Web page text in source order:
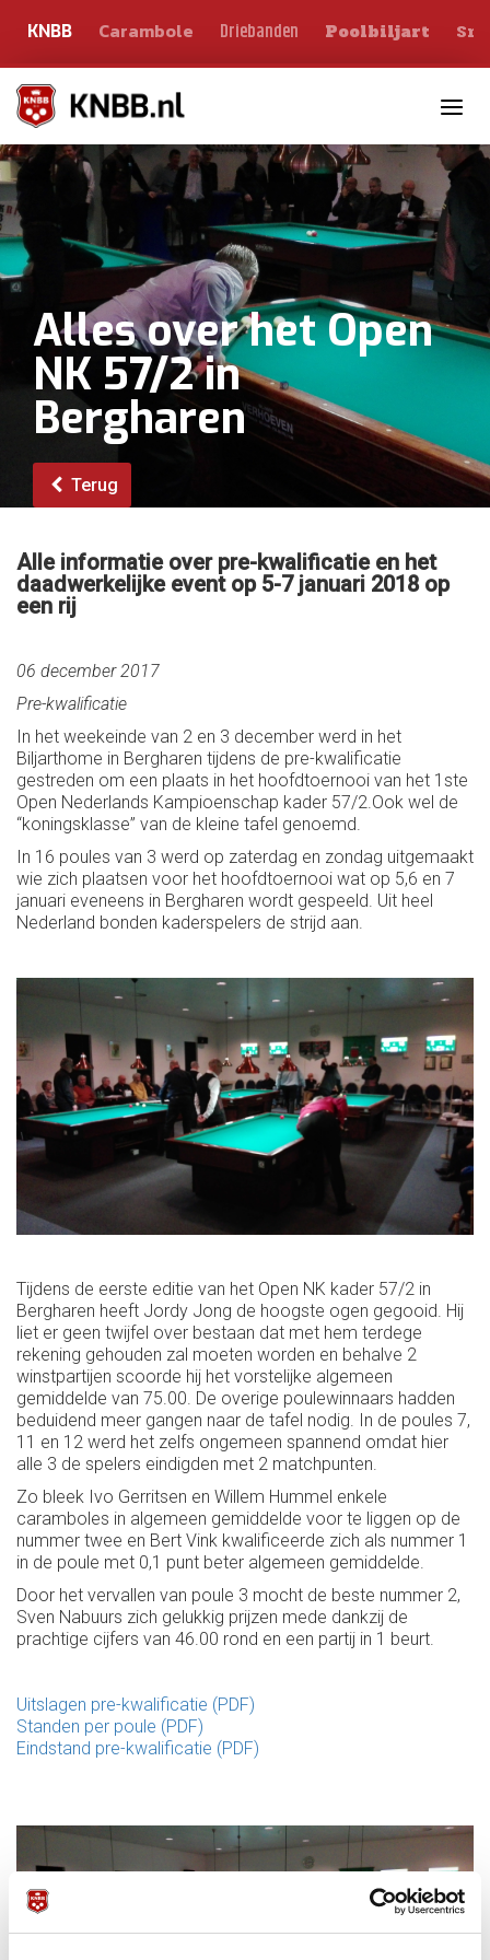
KNBB Carambole Driebanden Poolbiljart
Alles over het Open
NK 57/2 in
Bergharen
Terug
Alle informatie over pre-kwalificatie en het
daadwerkelijke event op 5-7 januari 2018 op
een rij
06 december 2017
Pre-kwalificatie
In het weekeinde van 2 en 3 december werd in het
Biljarthome in Bergharen tijdens de pre-kwalificatie
gestreden om een plaats in het hoofdtoernooi van het 1ste
Open Nederlands Kampioenschap kader 57/2.Ook wel de
“koningsklasse” van de kleine tafel genoemd.
In 16 poules van 3 werd op zaterdag en zondag uitgemaakt
wie zich plaatsen voor het hoofdtoernooi wat op 5,6 en 7
januari eveneens in Bergharen wordt gespeeld. Uit heel
Nederland bonden kaderspelers de strijd aan.
Tijdens de eerste editie van het Open NK kader 57/2 in
Bergharen heeft Jordy Jong de hoogste ogen gegooid. Hij
liet er geen twijfel over bestaan dat met hem terdege
rekening gehouden zal moeten worden en behalve 2
winstpartijen scoorde hij het vorstelijke algemeen
gemiddelde van 75.00. De overige poulewinnaars hadden
beduidend meer gangen naar de tafel nodig. In de poules 7,
11 en 12 werd het zelfs ongemeen spannend omdat hier
alle 3 de spelers eindigden met 2 matchpunten.
Zo bleek Ivo Gerritsen en Willem Hummel enkele
caramboles in algemeen gemiddelde voor te liggen op de
nummer twee en Bert Vink kwalificeerde zich als nummer 1
in de poule met 0,1 punt beter algemeen gemiddelde.
Door het vervallen van poule 3 mocht de beste nummer 2,
Sven Nabuurs zich gelukkig prijzen mede dankzij de
prachtige cijfers van 46.00 rond en een partij in 1 beurt.
Uitslagen pre-kwalificatie (PDF)
Standen per poule (PDF)
Eindstand pre-kwalificatie (PDF)